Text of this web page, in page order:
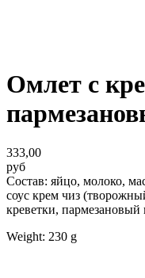
Омлет с
333,00
руб
Состав: яйцо, молоко,
соус крем чиз
креветки, пармезановый
Weight: 230 g